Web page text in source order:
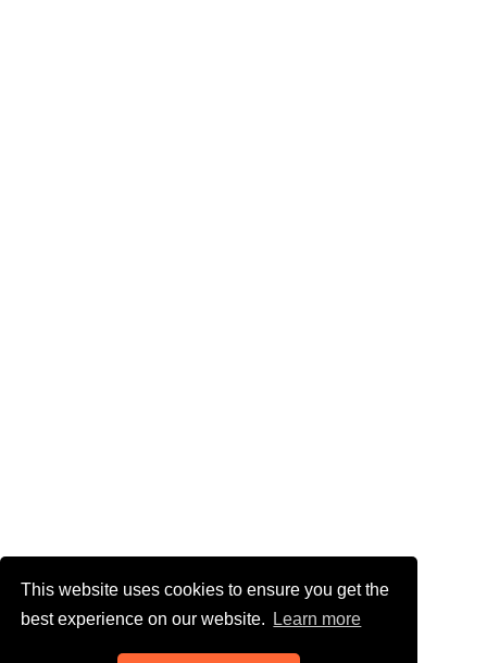
This website uses cookies to ensure you get the
best experience on our website.
Learn more